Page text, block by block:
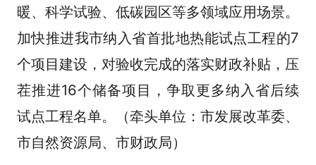
暖、科学试验、低碳园区等多领域应用场景。
加快推进我市纳入省首批地热能试点工程的7
个项目建设，对验收完成的落实财政补贴，压
茬推进16个储备项目，争取更多纳入省后续
试点工程名单。（牵头单位：市发展改革委、
市自然资源局、市财政局）